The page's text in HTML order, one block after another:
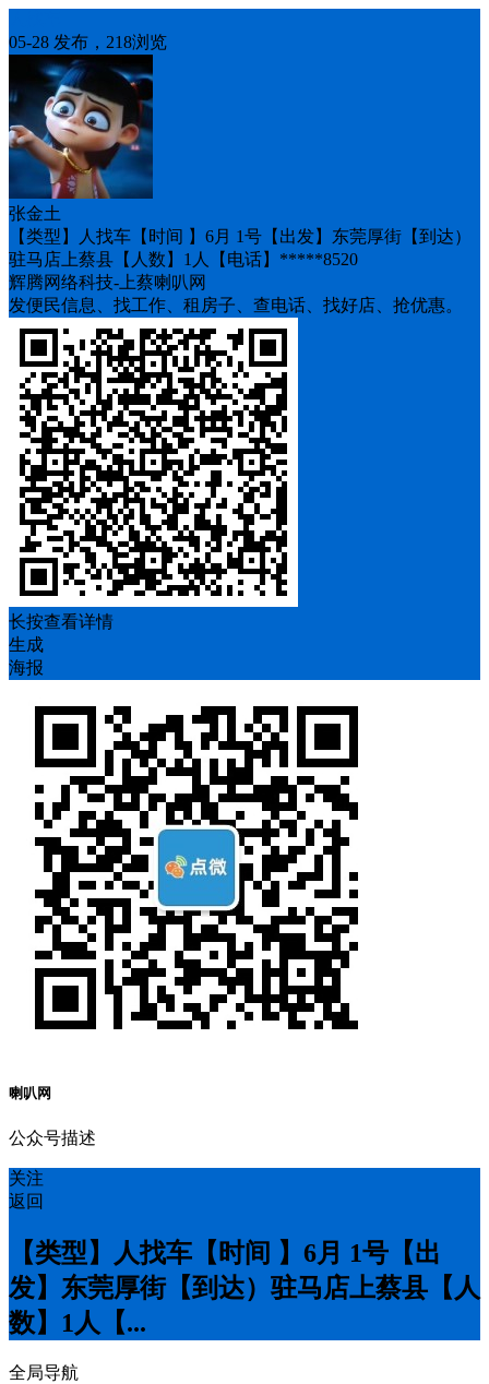
05-28 发布，218浏览
张金土
【类型】人找车【时间 】6月 1号【出发】东莞厚街【到达）
驻马店上蔡县【人数】1人【电话】*****8520
辉腾网络科技-上蔡喇叭网
发便民信息、找工作、租房子、查电话、找好店、抢优惠。
长按查看详情
生成
海报
喇叭网
公众号描述
关注
返回
【类型】人找车【时间 】6月 1号【出
发】东莞厚街【到达）驻马店上蔡县【人
数】1人【...
全局导航